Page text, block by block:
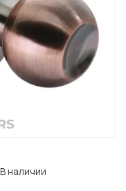
В наличии